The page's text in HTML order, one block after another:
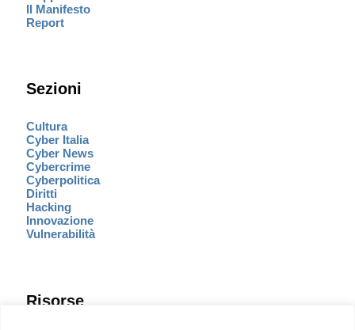
Il Manifesto
Report
Sezioni
Cultura
Cyber Italia
Cyber News
Cybercrime
Cyberpolitica
Diritti
Hacking
Innovazione
Vulnerabilità
Risorse